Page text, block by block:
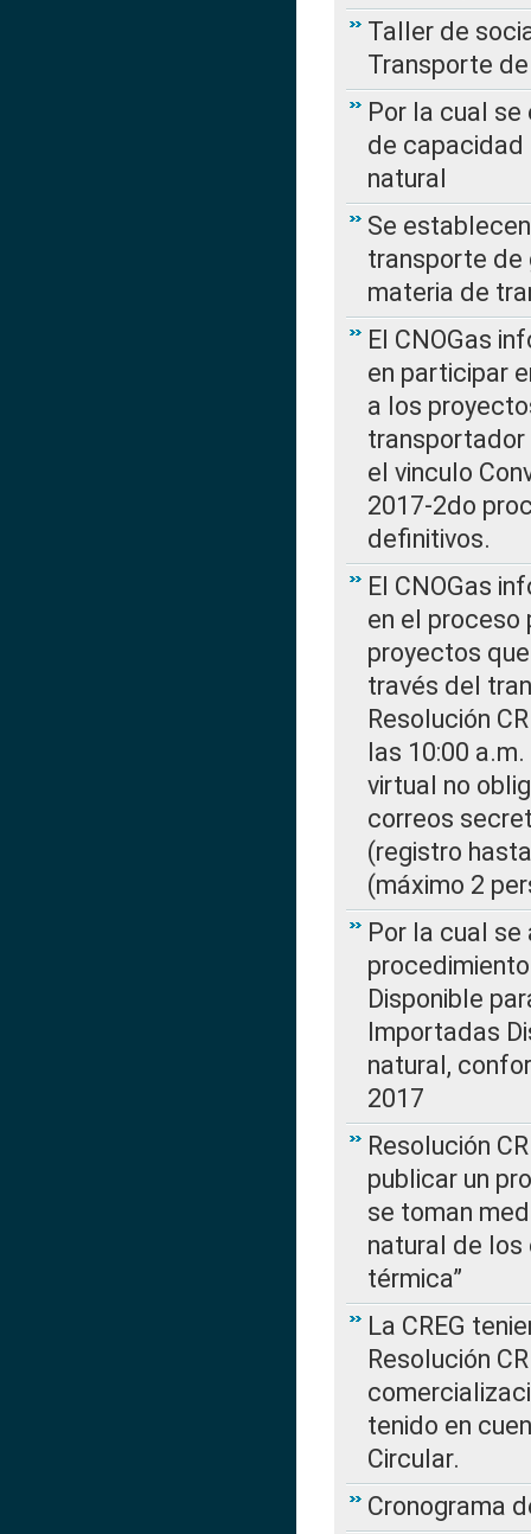
Taller de
Transporte
Por la cual
de capacidad
natural
Se
transporte de
materia de
El CNOGas
en participar
a los
transportador
el vinculo
2017-2do
definitivos.
El CNOGas
en el proceso
proyectos
través del
Resolución
las 10:00
virtual no
correos
(registro
(máximo 2
Por la cual
Disponible
Importadas
natural,
2017
Resolución
publicar un
se toman
natural de los
térmica”
La CREG
Resolución
tenido en
Circular.
Cronograma